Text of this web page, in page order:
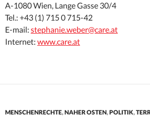
A-1080 Wien, Lange Gasse 30/4
Tel.: +43 (1) 715 0 715-42
E-mail: stephanie.weber@care.at
Internet: www.care.at
MENSCHENRECHTE,NAHER OSTEN,POLITIK,